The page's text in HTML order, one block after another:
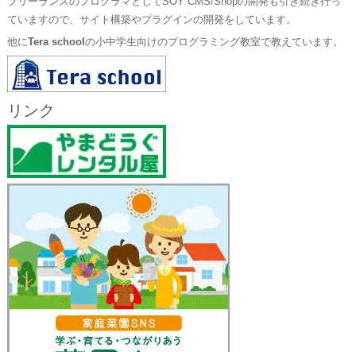
ていますので、サイト構築やプラグインの開発をしています。
他にTera school の小中学生向けのプログラミング教室で教えています。
リンク